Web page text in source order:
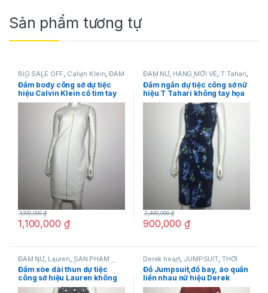
Sản phẩm tương tự
BIG SALE OFF Calvin Klein ,ĐẦM
NỮ, THỜI TRANG NỮ
Đầm body công sở dự tiệc
hiệu Calvin Klein cổ tim tay
ngắn màu trắng size 2 chính
1,100,000 ₫
3,100,000₫
ĐẦM NỮ, HÀNG MỚI VỀ ,T Tahari
THỜI TRANG NỮ
Đầm ngắn dự tiệc công sở nữ
hiệu T Tahari không tay họa
tiết hoa màu xanh size 2,4,6
chính hãng
900,000 ₫
2,400,000₫
ĐẦM NỮ, Lauren SẢN PHẨM
KHUYẾN MÃI,THỜI TRANG NỮ
Đầm xòe dài thun dự tiệc
công sở hiệu Lauren không
tay màu xám chấm bi trắng
Derek heart, JUMPSUIT THỜI
TRANG NỮ
Đồ Jumpsuit,đồ bay, áo quần
liền nhau nữ hiệu Derek
heart tay ngắn có nơ màu